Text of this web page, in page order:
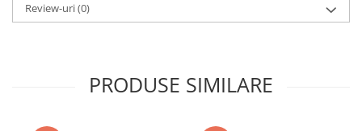
Review-uri(0)
PRODUSE SIMILARE